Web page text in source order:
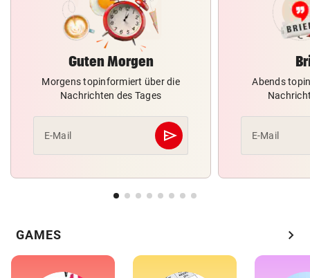
Guten Morgen
Morgens topinformiert über die
Nachrichten des Tages
E-Mail send
Abschicken
Abends
E-Mail
GAMES chevron_right